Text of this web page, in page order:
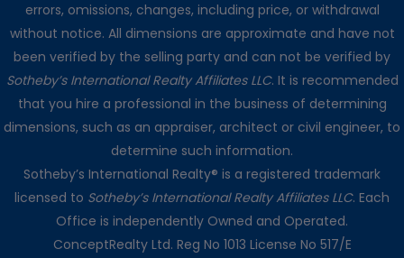
errors, omissions, changes, including price, or withdrawal
without notice. All dimensions are approximate and have not
been verified by the selling party and can not be verified by
Sotheby’s International Realty Affiliates LLC. It is recommended
that you hire a professional in the business of determining
dimensions, such as an appraiser, architect or civil engineer, to
determine such information.
Sotheby’s International Realty® is a registered trademark
licensed to Sotheby’s International Realty Affiliates LLC. Each
Office is independently Owned and Operated.
ConceptRealty Ltd. Reg No 1013 License No 517/E